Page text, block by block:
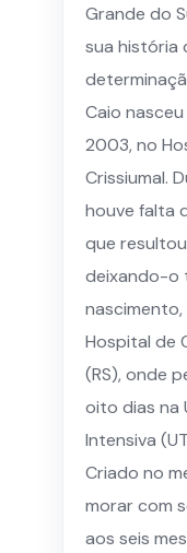
Grande do
sua história
Caio
2003, no
Crissiumal.
houve falta
que
deixando-o
Hospital de
(RS), onde
oito dias na
Intensiva
Criado no
morar com
aos seis